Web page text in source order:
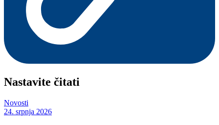
Nastavite čitati
Novosti
24. srpnja 2026